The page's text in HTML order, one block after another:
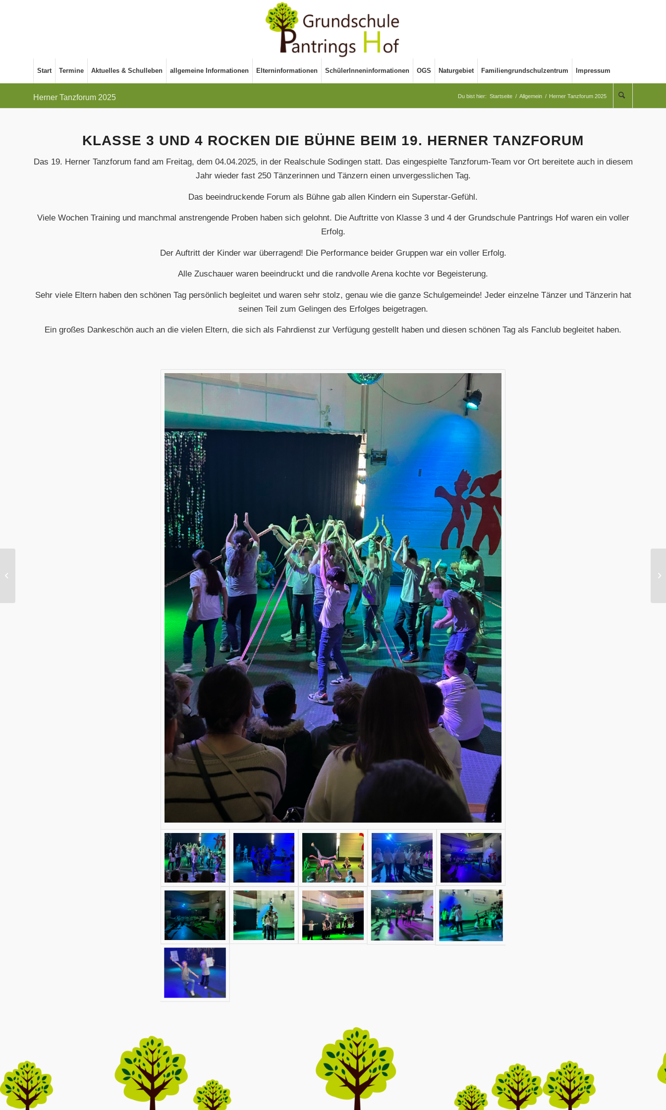
Start Termine Aktuelles & Schulleben allgemeine Informationen Elterninformationen SchülerInneninformationen OGS Naturgebiet Familiengrundschulzentrum Impressum
Herner Tanzforum 2025 Du bist hier: Startseite / Allgemein / Herner Tanzforum 2025
KLASSE 3 UND 4 ROCKEN DIE BÜHNE BEIM 19. HERNER TANZFORUM
Das 19. Herner Tanzforum fand am Freitag, dem 04.04.2025, in der Realschule Sodingen statt. Das eingespielte Tanzforum-Team vor Ort bereitete auch in diesem
Jahr wieder fast 250 Tänzerinnen und Tänzern einen unvergesslichen Tag.
Das beeindruckende Forum als Bühne gab allen Kindern ein Superstar-Gefühl.
Viele Wochen Training und manchmal anstrengende Proben haben sich gelohnt. Die Auftritte von Klasse 3 und 4 der Grundschule Pantrings Hof waren ein voller
Erfolg.
Der Auftritt der Kinder war überragend! Die Performance beider Gruppen war ein voller Erfolg.
Alle Zuschauer waren beeindruckt und die randvolle Arena kochte vor Begeisterung.
Sehr viele Eltern haben den schönen Tag persönlich begleitet und waren sehr stolz, genau wie die ganze Schulgemeinde! Jeder einzelne Tänzer und Tänzerin hat
seinen Teil zum Gelingen des Erfolges beigetragen.
Ein großes Dankeschön auch an die vielen Eltern, die sich als Fahrdienst zur Verfügung gestellt haben und diesen schönen Tag als Fanclub begleitet haben.